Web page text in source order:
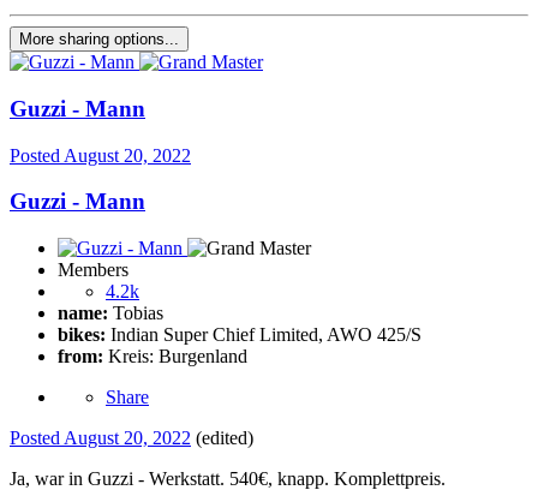
More sharing options...
Guzzi - Mann
Posted August 20, 2022
Guzzi - Mann
Members
4.2k
name: Tobias
bikes: Indian Super Chief Limited, AWO 425/S
from: Kreis: Burgenland
Share
Posted August 20, 2022 (edited)
Ja, war in Guzzi - Werkstatt. 540€, knapp. Komplettpreis.